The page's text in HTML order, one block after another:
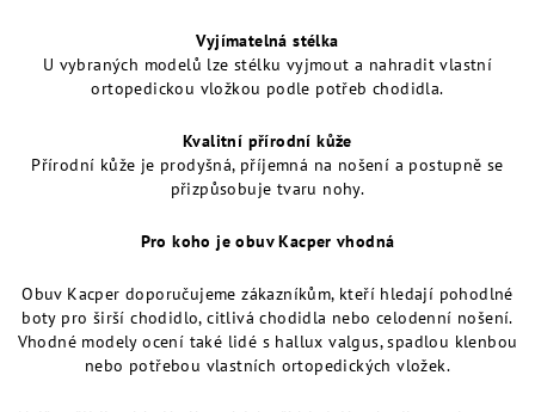
Vyjímatelná stélka
U vybraných modelů lze stélku vyjmout a nahradit vlastní
ortopedickou vložkou podle potřeb chodidla.
Kvalitní přírodní kůže
Přírodní kůže je prodyšná, příjemná na nošení a postupně se
přizpůsobuje tvaru nohy.
Pro koho je obuv Kacper vhodná
Obuv Kacper doporučujeme zákazníkům, kteří hledají pohodlné
boty pro širší chodidlo, citlivá chodidla nebo celodenní nošení.
Vhodné modely ocení také lidé s hallux valgus, spadlou klenbou
nebo potřebou vlastních ortopedických vložek.